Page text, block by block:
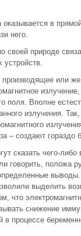
в
него.
своей природе
устройств.
производящее или
излучение,
поля. Вполне
излучения.
– создают гораздо
сказать чего-либо
говорить, положа
выделить
что
снижение
процессе